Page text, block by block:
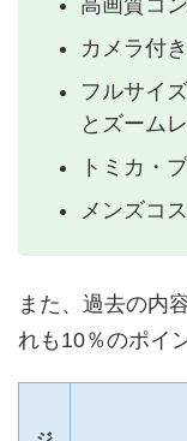
カメラ付
フルサイ
とズーム
トミカ・
メンズコ
また、過去の内
れも10％のポイ